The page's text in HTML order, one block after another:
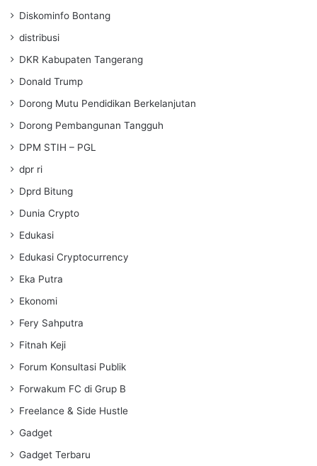
Diskominfo Bontang
distribusi
DKR Kabupaten Tangerang
Donald Trump
Dorong Mutu Pendidikan Berkelanjutan
Dorong Pembangunan Tangguh
DPM STIH – PGL
dpr ri
Dprd Bitung
Dunia Crypto
Edukasi
Edukasi Cryptocurrency
Eka Putra
Ekonomi
Fery Sahputra
Fitnah Keji
Forum Konsultasi Publik
Forwakum FC di Grup B
Freelance & Side Hustle
Gadget
Gadget Terbaru